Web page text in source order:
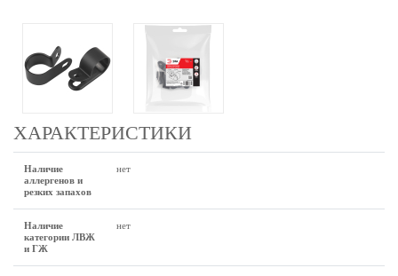
ХАРАКТЕРИСТИКИ
Наличие
аллергенов и
резких запахов
нет
Наличие
категории ЛВЖ
и ГЖ
нет